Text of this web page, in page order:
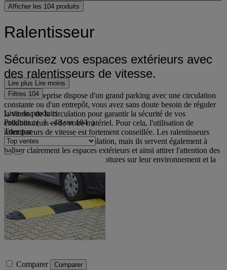
Afficher les 104 produits
Ralentisseur
Sécurisez vos espaces extérieurs avec
des ralentisseurs de vitesse.
Si votre entreprise dispose d'un grand parking avec une circulation
constante ou d'un entrepôt, vous avez sans doute besoin de réguler
la vitesse de la circulation pour garantir la sécurité de vos
collaborateurs et de votre matériel. Pour cela, l'utilisation de
ralentisseurs de vitesse est fortement conseillée. Les ralentisseurs
permettent de ralentir la circulation, mais ils servent également à
baliser clairement les espaces extérieurs et ainsi attirer l'attention des
conducteurs de camions et de voitures sur leur environnement et la
Lire plus Lire moins
Filtres 104
Liste de produits
Produits :( 1 - 48 sur 104 )
Trier par
Comparer Comparer